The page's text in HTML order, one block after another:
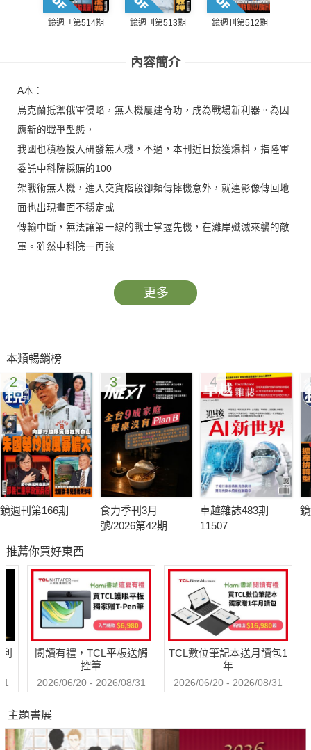
鏡週刊第514期 鏡週刊第513期 鏡週刊第512期
內容簡介
A本：
烏克蘭抵禦俄軍侵略，無人機屢建奇功，成為戰場新利器。為因
應新的戰爭型態，
我國也積極投入研發無人機，不過，本刊近日接獲爆料，指陸軍
委託中科院採購的100
架戰術無人機，進入交貨階段卻頻傳摔機意外，就連影像傳回地
面也出現畫面不穩定或
傳輸中斷，無法讓第一線的戰士掌握先機，在灘岸殲滅來襲的敵
軍。雖然中科院一再強
ATOM BOYZ》上週五錄製最終總決
賽，究竟是哪些少年能脫穎而出，
順利成團出道，令人引頸期盼。少
年們一路蛻變、成長，走向成名之
路，本刊獨家專訪已預備出道的人
氣前五名林煥鈞、小孩、蔡承祐、
林佳辰和黃文廷，分享他們從青澀
男孩初登舞台到幻化成偶像男神的
心路歷程。（張子萩、梁僑恩）
更多
本類暢銷榜
2
鏡週刊第166期
3
食力季刊3月
號/2026第42期
4
卓越雜誌483期
11507
推薦你買好東西
閱讀有禮，TCL平板送觸
控筆
2026/06/20 - 2026/08/31
TCL數位筆記本送月讀包1
年
2026/06/20 - 2026/08/31
主題書展